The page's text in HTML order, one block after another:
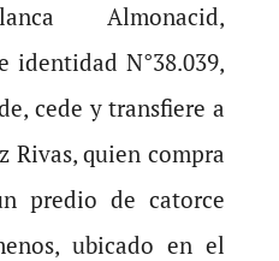
Almonacid,
identidad N°38.039,
cede y transfiere a
Rivas, quien compra
predio de catorce
ubicado en el